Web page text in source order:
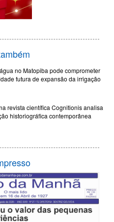
no Matopiba pode comprometer
futura de expansão da irrigação
revista científica Cognitionis analisa
historiográfica contemporânea